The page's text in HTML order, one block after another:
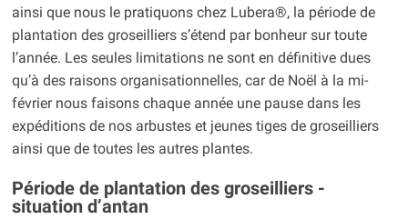
ainsi que nous le pratiquons chez Lubera®, la période de
plantation des groseilliers s’étend par bonheur sur toute
l’année. Les seules limitations ne sont en définitive dues
qu’à des raisons organisationnelles, car de Noël à la mi-
février nous faisons chaque année une pause dans les
expéditions de nos arbustes et jeunes tiges de groseilliers
ainsi que de toutes les autres plantes.
Période de plantation des groseilliers -
situation d’antan